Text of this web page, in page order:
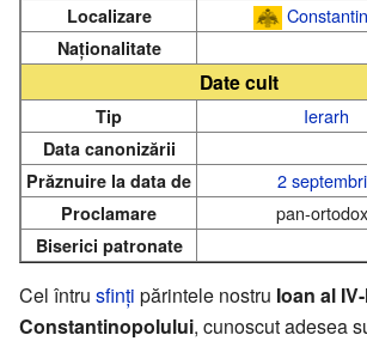
Localizare
Naționalitate
Date cult
Tip Ierarh
Data canonizării
Prăznuire la data de
2
Proclamare pan-
Biserici patronate
Cel întru sfinți părintele nostru Ioan al
Constantinopolului, cunoscut adesea